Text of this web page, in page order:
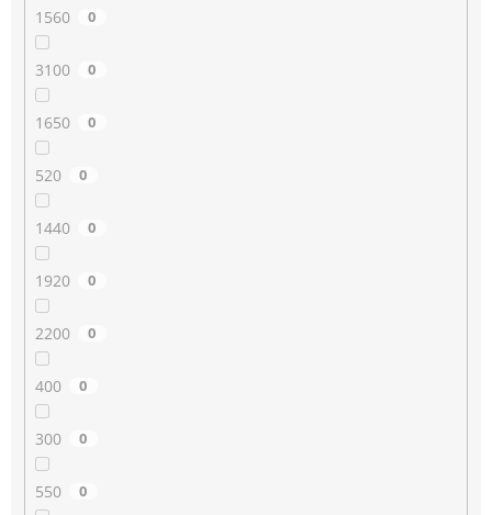
1560 0
3100 0
1650 0
520 0
1440 0
1920 0
2200 0
400 0
300 0
550 0